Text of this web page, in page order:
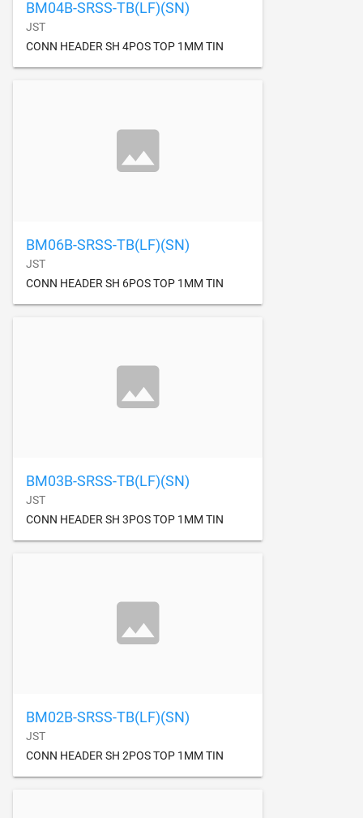
BM04B-SRSS-TB(LF)(SN)
JST
CONN HEADER SH 4POS TOP 1MM TIN
BM06B-SRSS-TB(LF)(SN)
JST
CONN HEADER SH 6POS TOP 1MM TIN
BM03B-SRSS-TB(LF)(SN)
JST
CONN HEADER SH 3POS TOP 1MM TIN
BM02B-SRSS-TB(LF)(SN)
JST
CONN HEADER SH 2POS TOP 1MM TIN